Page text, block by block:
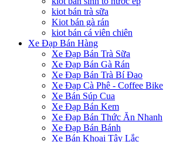
kiot bán trà sữa
Kiot bán gà rán
kiot bán cá viên chiên
Xe Đạp Bán Hàng
Xe Đạp Bán Trà Sữa
Xe Đạp Bán Gà Rán
Xe Đạp Bán Trà Bí Đao
Xe Đạp Cà Phê - Coffee Bike
Xe Bán Súp Cua
Xe Đạp Bán Kem
Xe Đạp Bán Thức Ăn Nhanh
Xe Đạp Bán Bánh
Xe Bán Khoai Tây Lắc